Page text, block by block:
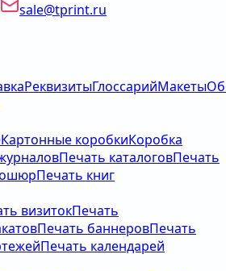
sale@tprint.ru
РеквизитыГлоссарийМакеты
Картонные коробкиКоробка
Печать каталоговПечать
Печать книг
визитокПечать
Печать баннеровПечать
Печать календарей